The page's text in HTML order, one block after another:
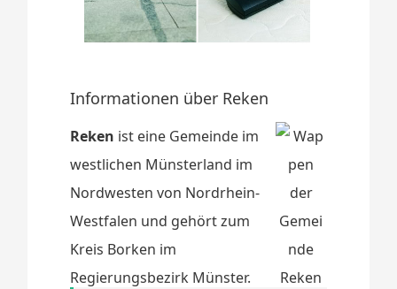
Informationen über Reken
Reken ist eine Gemeinde im
westlichen Münsterland im
Nordwesten von Nordrhein-
Westfalen und gehört zum
Kreis Borken im
Regierungsbezirk Münster.